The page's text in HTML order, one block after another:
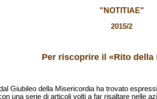
"NOTITIAE"
2015/2
Per riscoprire il «Rito della
Giubileo della Misericordia ha trovato
una serie di articoli volti a far risaltare nelle